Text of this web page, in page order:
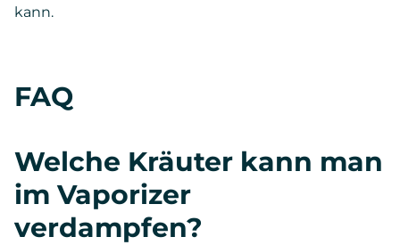
kann.
FAQ
Welche Kräuter kann man
im Vaporizer
verdampfen?